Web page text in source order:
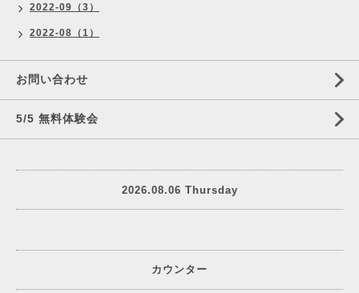
2022-09（3）
2022-08（1）
お問い合わせ
5/5 無料体験会
2026.08.06 Thursday
カウンター